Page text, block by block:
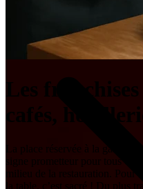
Les
cafés,
La place réservée à la
signe prometteur pour tous
milieu de la restauration. Pour
la table, c’est sacré ! Du plus